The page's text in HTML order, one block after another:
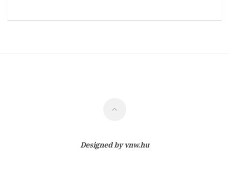
Designed byvnw.hu